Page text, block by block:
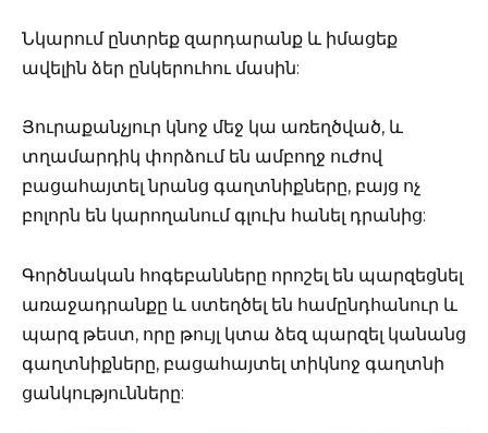
Նկարում ընտրեք զարդարանք և իմացեք
ավելին ձեր ընկերուհու մասին:
Յուրաքանչյուր կնոջ մեջ կա առեղծված, և
տղամարդիկ փորձում են ամբողջ ուժով
բացահայտել նրանց գաղտնիքները, բայց ոչ
բոլորն են կարողանում գլուխ հանել դրանից:
Գործնական հոգեբանները որոշել են պարզեցնել
առաջադրանքը և ստեղծել են համընդհանուր և
պարզ թեստ, որը թույլ կտա ձեզ պարզել կանանց
գաղտնիքները, բացահայտել տիկնոջ գաղտնի
ցանկությունները: